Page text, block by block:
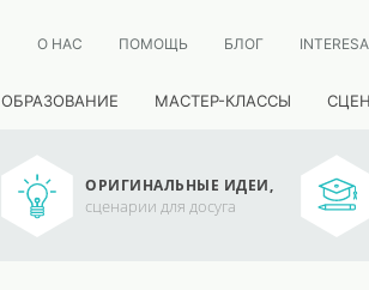
О НАС ПОМОЩЬ БЛОГ
ОБРАЗОВАНИЕ МАСТЕР-КЛАССЫ
ОРИГИНАЛЬНЫЕ ИДЕИ,
сценарии для досуга